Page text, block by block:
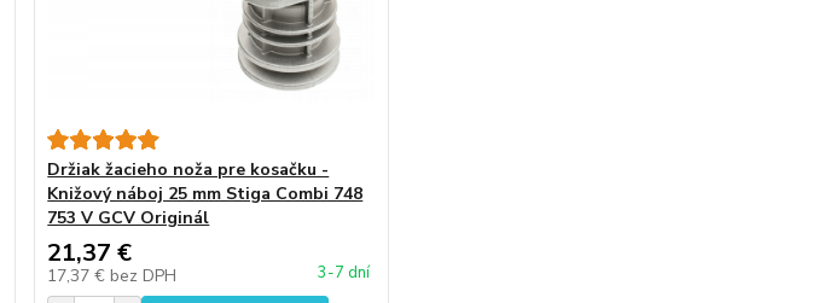
Držiak žacieho noža pre kosačku -
Knižový náboj 25 mm Stiga Combi 748
753 V GCV Originál
21,37 €
17,37 € bez DPH 3-7 dní